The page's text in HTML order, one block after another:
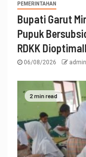
PEMERINTAHAN
Bupati Garut
Pupuk
RDKK
06/08/2026 admin
2 min read